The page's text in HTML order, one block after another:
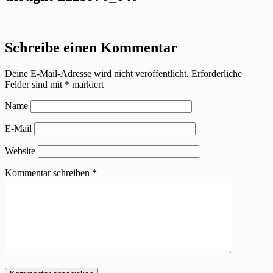
Schreibe einen Kommentar
Deine E-Mail-Adresse wird nicht veröffentlicht. Erforderliche
Felder sind mit * markiert
Name
E-Mail
Website
Kommentar schreiben *